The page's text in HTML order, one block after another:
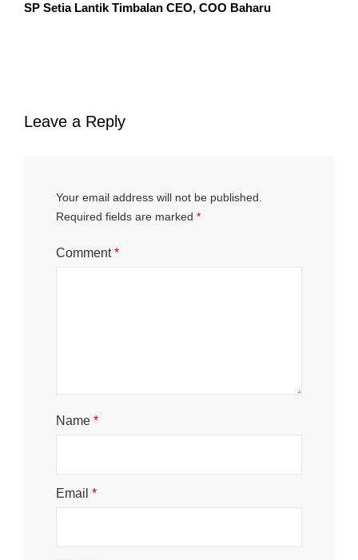
SP Setia Lantik Timbalan CEO, COO Baharu
Leave a Reply
Your email address will not be published.
Required fields are marked *
Comment*
Name *
Email *